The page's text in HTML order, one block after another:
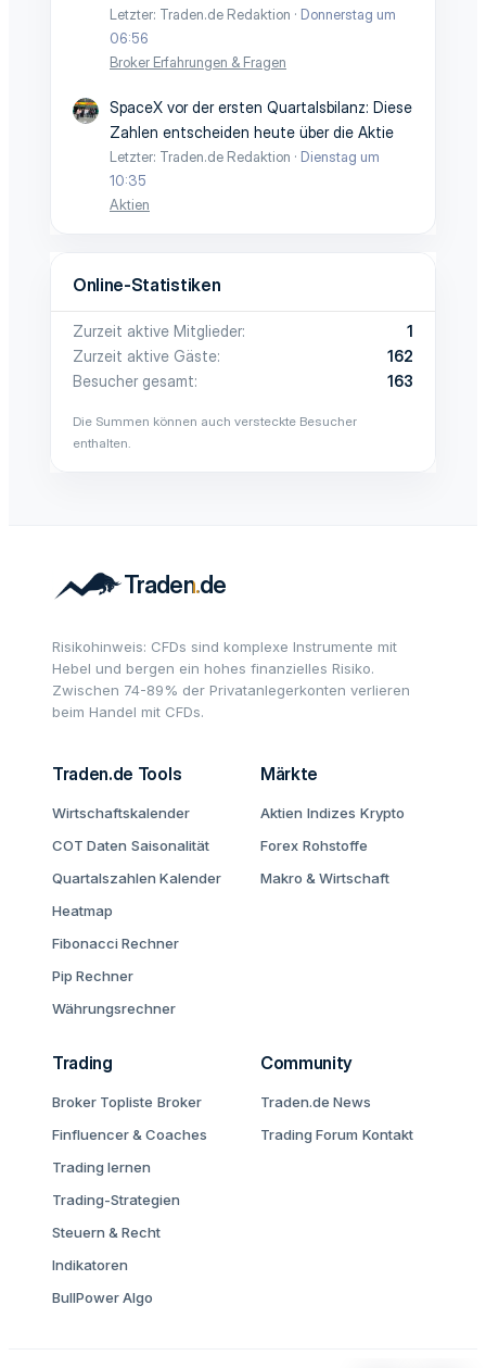
Letzter: Traden.de Redaktion
Donnerstag um
06:56
Broker Erfahrungen & Fragen
SpaceX vor der ersten Quartalsbilanz: Diese
Zahlen entscheiden heute über die Aktie
Letzter: Traden.de Redaktion
Dienstag um
10:35
Aktien
Online-Statistiken
Zurzeit aktive Mitglieder
1
Zurzeit aktive Gäste
162
Besucher gesamt
163
Die Summen können auch versteckte Besucher
enthalten.
Risikohinweis: CFDs sind komplexe Instrumente mit
Hebel und bergen ein hohes finanzielles Risiko.
Zwischen 74-89% der Privatanlegerkonten verlieren
beim Handel mit CFDs.
Traden.de Tools
Wirtschaftskalender
COT Daten Saisonalität
Quartalszahlen Kalender
Heatmap
Fibonacci Rechner
Pip Rechner
Währungsrechner
Märkte
Aktien Indizes Krypto
Forex Rohstoffe
Makro & Wirtschaft
Trading
Broker Topliste Broker
Finfluencer & Coaches
Trading lernen
Trading-Strategien
Steuern & Recht
Indikatoren
BullPower Algo
Community
Traden.de News
Trading Forum Kontakt